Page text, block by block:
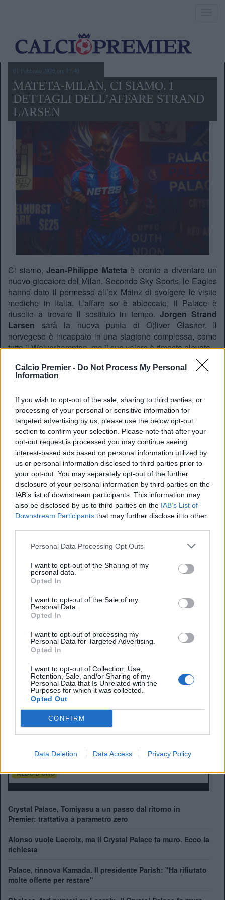
Calcio Premier - Do Not Process My Personal
Information
If you wish to opt-out of the sale, sharing to third parties, or
processing of your personal or sensitive information for
targeted advertising by us, please use the below opt-out
section to confirm your selection. Please note that after your
opt-out request is processed you may continue seeing
interest-based ads based on personal information utilized by
us or personal information disclosed to third parties prior to
your opt-out. You may separately opt-out of the further
disclosure of your personal information by third parties on the
IAB’s list of downstream participants. This information may
also be disclosed by us to third parties on the IAB’s List of
Downstream Participants that may further disclose it to other
Personal Data Processing Opt Outs
I want to opt-out of the Sharing of my
personal data.
Opted In
I want to opt-out of the Sale of my
Personal Data.
Opted In
I want to opt-out of processing my
Personal Data for Targeted Advertising.
Opted In
I want to opt-out of Collection, Use,
Retention, Sale, and/or Sharing of my
Personal Data that Is Unrelated with the
Purposes for which it was collected.
Opted Out
CONFIRM
Data Deletion Data Access Privacy Policy
01 Febbraio 2026,ore 17.40
MATETA-MILAN, CI SIAMO. I
DETTAGLI DELL’AFFARE STRAND
LARSEN
Ci siamo, Jean-Philippe Mateta è pronto a diventare un
nuovo giocatore del Milan. Secondo Sky Sports, le Eagles
hanno dato il permesso all’ex Mainz di svolgere le visite
mediche in Italia. L’affare so è abloccato, il Palace è
riuscito a trovare il sostituto in tempo. Jorgen Strand
Larsen sarà la nuova punta di O)liver Glasner. Il
norvegese è incappato in una stagione complessa, come
tutto il Wolverhampton, ma il suo valore è rimasto elevato.
Jean-Philippe Mateta is set to join AC Milan from
Crystal Palace in a deal worth $36M, reports
He joins Niclas Füllkrug as the second PL striker
Milan sign this winter transfer window 🔴⚫
pic.twitter.com/IWV68rRIRB
— B/R Football (@brfootball)February 1, 2026
L’incastro giusto
Il Crystal Palace pagherà43 milioni di Sterline, più 5 di
bonus ai Wolves. Negli scorsi giorni i due club hanno
trattato a lungo per il prezzo, visto che comunque Strand
Larsen ha segnato una sola rete in questa annata. Il
Wolverhampton ha accettato, consapevole che nella
prossima estate, complice la retrocessione, l’ex Celta
il via libera al Milan per Mateta. I rossoneri hanno così il
loro nuovo bomber di riferimento
Anno di Fondazione:
Stadio:
Città:Londra
Manager:Oliver Glasner
ALBO D'ORO
Crystal Palace, Tomiyasu a un passo dal ritorno in
Premier: trattativa a parametro zero
Alonso vuole Lacroix, ma il Crystal Palace fa muro. Ecco la
richiesta
Palace, rinnova Kamada. Il presidente Parish: "Ha rifiutato
molte offerte per restare"